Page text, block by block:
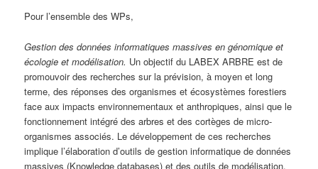
Pour l’ensemble des WPs,
Gestion des données informatiques massives en génomique et
écologie et modélisation. Un objectif du LABEX ARBRE est de
promouvoir des recherches sur la prévision, à moyen et long
terme, des réponses des organismes et écosystèmes forestiers
face aux impacts environnementaux et anthropiques, ainsi que le
fonctionnement intégré des arbres et des cortèges de micro-
organismes associés. Le développement de ces recherches
implique l’élaboration d’outils de gestion informatique de données
massives (Knowledge databases) et des outils de modélisation.